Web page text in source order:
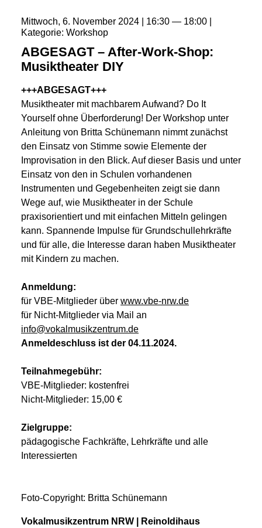
Mittwoch 6 November 2024 16:30
18:00
Kategorie Workshop
ABGESAGT – After-Work-Shop:
Musiktheater DIY
+++ABGESAGT+++
Musiktheater mit machbarem Aufwand? Do It
Yourself ohne Überforderung! Der Workshop unter
Anleitung von Britta Schünemann nimmt zunächst
den Einsatz von Stimme sowie Elemente der
Improvisation in den Blick. Auf dieser Basis und unter
Einsatz von den in Schulen vorhandenen
Instrumenten und Gegebenheiten zeigt sie dann
Wege auf, wie Musiktheater in der Schule
praxisorientiert und mit einfachen Mitteln gelingen
kann. Spannende Impulse für Grundschullehrkräfte
und für alle, die Interesse daran haben Musiktheater
mit Kindern zu machen.
Anmeldung:
für VBE-Mitglieder über www.vbe-nrw.de
für Nicht-Mitglieder via Mail an
info@vokalmusikzentrum.de
Anmeldeschluss ist der 04.11.2024.
Teilnahmegebühr:
VBE-Mitglieder: kostenfrei
Nicht-Mitglieder: 15,00 €
Zielgruppe:
pädagogische Fachkräfte, Lehrkräfte und alle
Interessierten
Foto-Copyright: Britta Schünemann
Vokalmusikzentrum NRW | Reinoldihaus